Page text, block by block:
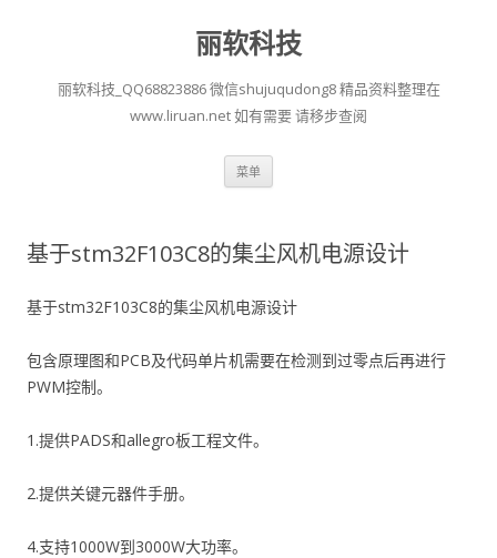
丽软科技
丽软科技_QQ68823886 微信shujuqudong8 精品资料整理在
www.liruan.net 如有需要 请移步查阅
菜单
基于stm32F103C8的集尘风机电源设计
基于stm32F103C8的集尘风机电源设计
包含原理图和PCB及代码单片机需要在检测到过零点后再进行
PWM控制。
1.提供PADS和allegro板工程文件。
2.提供关键元器件手册。
4.支持1000W到3000W大功率。